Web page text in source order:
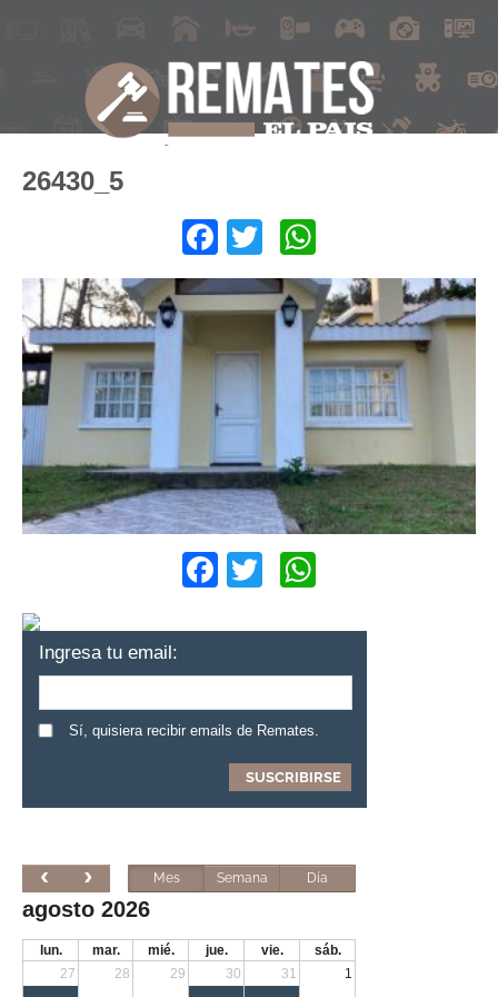
26430_5
Facebook
Twitter
Facebook
Twitter
Ingresa tu email:
Sí, quisiera recibir emails de Remates.
Mes Semana Día
agosto 2026
lun. mar. mié. jue. vie.
sáb.
27
28 29 30 31 1